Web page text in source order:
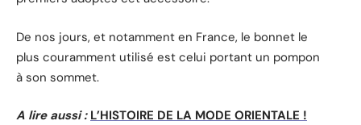
De nos jours, et notamment en France, le bonnet le
plus couramment utilisé est celui portant un pompon
à son sommet.
A lire aussi : L’HISTOIRE DE LA MODE ORIENTALE !